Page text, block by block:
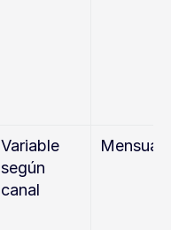
Variable
según
canal
Mensual